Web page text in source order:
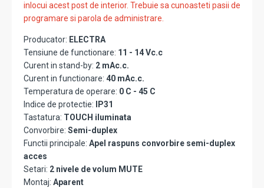
inlocui acest post de interior. Trebuie sa cunoasteti pasii de
programare si parola de administrare.
Producator: ELECTRA
Tensiune de functionare: 11 - 14 Vc.c
Curent in stand-by: 2 mAc.c.
Curent in functionare: 40 mAc.c.
Temperatura de operare: 0 C - 45 C
Indice de protectie:
IP31
Tastatura: TOUCH iluminata
Convorbire: Semi-duplex
Functii principale: Apel raspuns convorbire semi-duplex
acces
Setari: 2 nivele de volum MUTE
Montaj: Aparent